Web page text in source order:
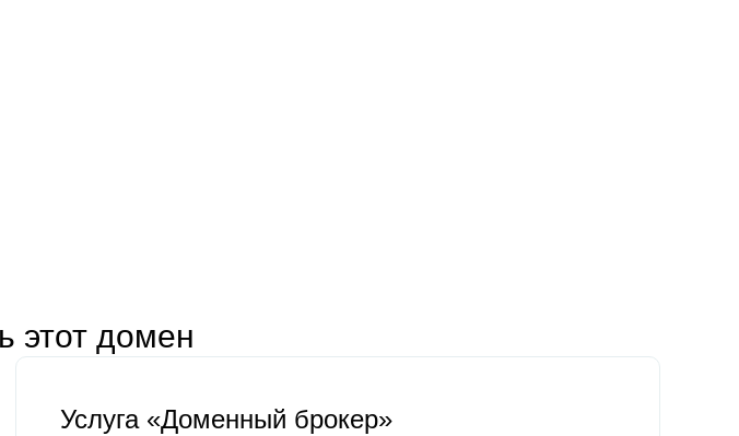
этот домен
Услуга «Доменный брокер»